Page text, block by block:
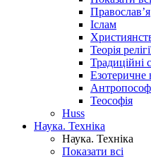
Православ’я
Іслам
Теорія
Традиційні
Езотеричне
Теософія
Huss
Наука. Техніка
Наука. Техніка
Показати всі